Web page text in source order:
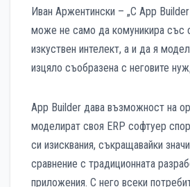
Иван Аржентински – „С App
може не само да комуникира със
изкуствен интелект, а и да я
изцяло съобразена с неговите
App Builder дава възможност на
моделират своя ERP софтуер
си изисквания, съкращавайки
сравнение с традиционната
приложения. С него всеки